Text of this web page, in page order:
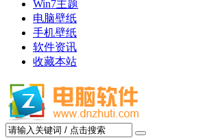
Win7主题
电脑壁纸
手机壁纸
软件资讯
收藏本站